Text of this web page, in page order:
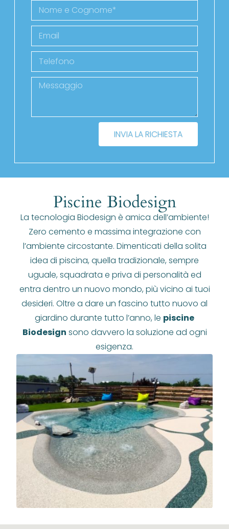
INVIA LA RICHIESTA
Piscine Biodesign
La tecnologia Biodesign è amica dell’ambiente!
Zero cemento e massima integrazione con
l’ambiente circostante. Dimenticati della solita
idea di piscina, quella tradizionale, sempre
uguale, squadrata e priva di personalità ed
entra dentro un nuovo mondo, più vicino ai tuoi
desideri. Oltre a dare un fascino tutto nuovo al
giardino durante tutto l’anno, le piscine
Biodesign sono davvero la soluzione ad ogni
esigenza.